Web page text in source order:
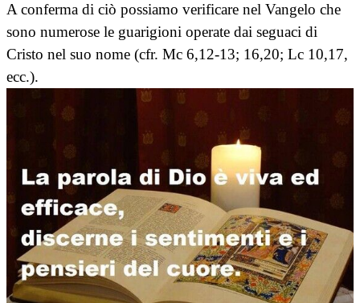
A conferma di ciò possiamo verificare nel Vangelo che
sono numerose le guarigioni operate dai seguaci di
Cristo nel suo nome (cfr. Mc 6,12-13; 16,20; Lc 10,17,
ecc.).